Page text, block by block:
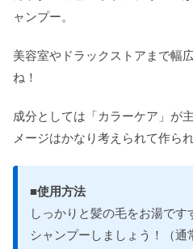
ャンプー。
美容室やドラックストアまで幅
ね！
成分としては「カラーケア」が
メージはかなり考えられて作ら
■使用方法
しっかりと髪の毛をお湯で
シャンプーしましょう！（通